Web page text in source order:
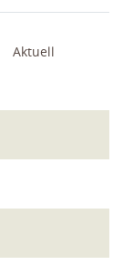
Aktuell